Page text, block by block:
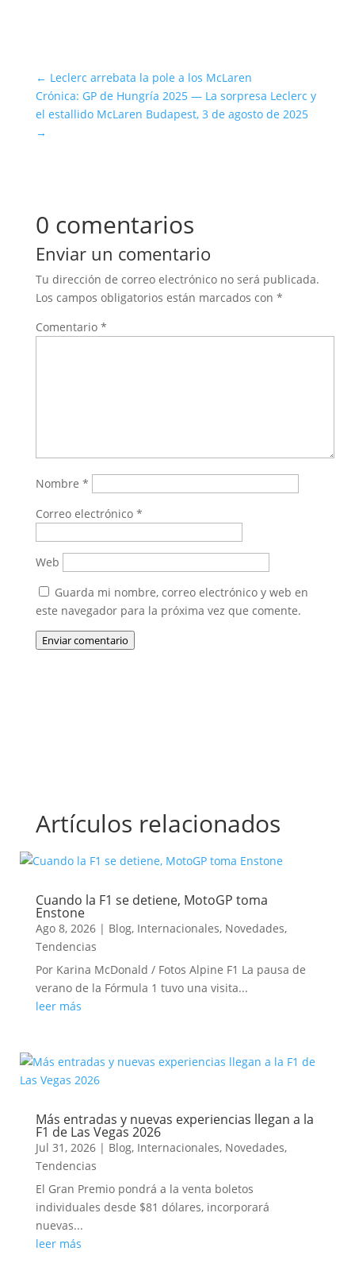
← Leclerc arrebata la pole a los McLaren
Crónica: GP de Hungría 2025 — La sorpresa Leclerc y
el estallido McLaren Budapest, 3 de agosto de 2025
→
0 comentarios
Enviar un comentario
Tu dirección de correo electrónico no será publicada.
Los campos obligatorios están marcados con *
Comentario *
Nombre *
Correo electrónico *
Web
Guarda mi nombre, correo electrónico y web en
este navegador para la próxima vez que comente.
Enviar comentario
Artículos relacionados
Cuando la F1 se detiene, MotoGP toma
Enstone
Ago 8, 2026| Blog, Internacionales, Novedades,
Tendencias
Por Karina McDonald / Fotos Alpine F1 La pausa de
verano de la Fórmula 1 tuvo una visita...
leer más
Más entradas y nuevas experiencias llegan a la
F1 de Las Vegas 2026
Jul 31, 2026| Blog, Internacionales, Novedades,
Tendencias
El Gran Premio pondrá a la venta boletos
individuales desde $81 dólares, incorporará
nuevas...
leer más